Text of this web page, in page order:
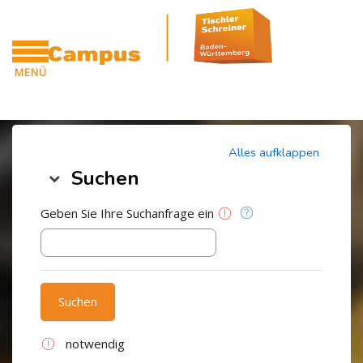
MENÜ
Zum Hauptinhalt
Blöcke
Blöcke Alles aufklappen
SuchenSuchen
Geben Sie Ihre Suchanfrage ein
notwendig